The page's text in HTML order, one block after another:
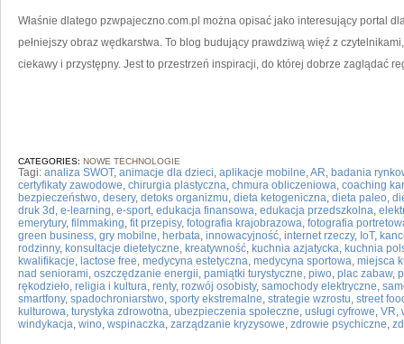
Właśnie dlatego pzwpajeczno.com.pl można opisać jako interesujący portal
pełniejszy obraz wędkarstwa. To blog budujący prawdziwą więź z
ciekawy i przystępny. Jest to przestrzeń inspiracji, do której dobrze zaglądać
CATEGORIES: NOWE TECHNOLOGIE
Tagi: analiza SWOT, animacje dla dzieci, aplikacje mobilne,AR, badania
certyfikaty zawodowe, chirurgia plastyczna, chmura obliczeniowa, coaching
bezpieczeństwo, desery, detoks organizmu, dieta ketogeniczna, dieta paleo,
druk 3d , e-learning, e-sport, edukacja finansowa, edukacja przedszkolna,
emerytury, filmmaking, fit przepisy, fotografia krajobrazowa, fotografia
green business, gry mobilne, herbata, innowacyjność, internet rzeczy, IoT,
rodzinny, konsultacje dietetyczne, kreatywność, kuchnia azjatycka, kuchnia
kwalifikacje, lactose free, medycyna estetyczna, medycyna sportowa, miejsca
nad seniorami, oszczędzanie energii, pamiątki turystyczne, piwo, plac zabaw,
rękodzieło, religia i kultura, renty, rozwój osobisty, samochody elektryczne,
smartfony, spadochroniarstwo, sporty ekstremalne, strategie wzrostu, street
kulturowa, turystyka zdrowotna, ubezpieczenia społeczne, usługi cyfrowe, VR,
windykacja, wino, wspinaczka, zarządzanie kryzysowe, zdrowie psychiczne,